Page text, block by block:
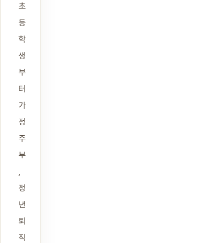
초
등
학
생
부
터
가
정
주
부
정
년
퇴
직